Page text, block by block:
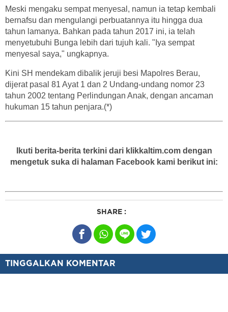
Meski mengaku sempat menyesal, namun ia tetap kembali
bernafsu dan mengulangi perbuatannya itu hingga dua
tahun lamanya. Bahkan pada tahun 2017 ini, ia telah
menyetubuhi Bunga lebih dari tujuh kali. "Iya sempat
menyesal saya," ungkapnya.
Kini SH mendekam dibalik jeruji besi Mapolres Berau,
dijerat pasal 81 Ayat 1 dan 2 Undang-undang nomor 23
tahun 2002 tentang Perlindungan Anak, dengan ancaman
hukuman 15 tahun penjara.(*)
Ikuti berita-berita terkini dari klikkaltim.com dengan
mengetuk suka di halaman Facebook kami berikut ini:
SHARE :
TINGGALKAN KOMENTAR